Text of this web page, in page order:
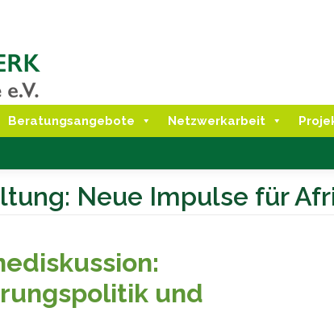
Beratungsangebote Netzwerkarbeit
Neue Impulse für
und